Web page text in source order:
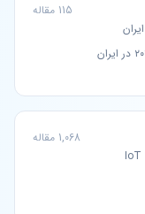
115 مقاله
1,068 مقاله